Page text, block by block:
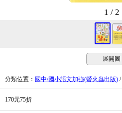
1 / 2
展開圖
分類位置 ： 國中/國小語文加強(螢火蟲出版) /
170元75折